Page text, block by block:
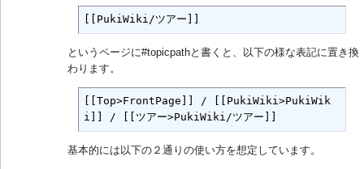
[[PukiWiki/ツアー]]
というページに#topicpathと書くと、以下の様な表記に置き換
わります。
[[Top>FrontPage]] / [[PukiWiki>PukiWik
i]] / [[ツアー>PukiWiki/ツアー]]
基本的には以下の２通りの使い方を想定しています。